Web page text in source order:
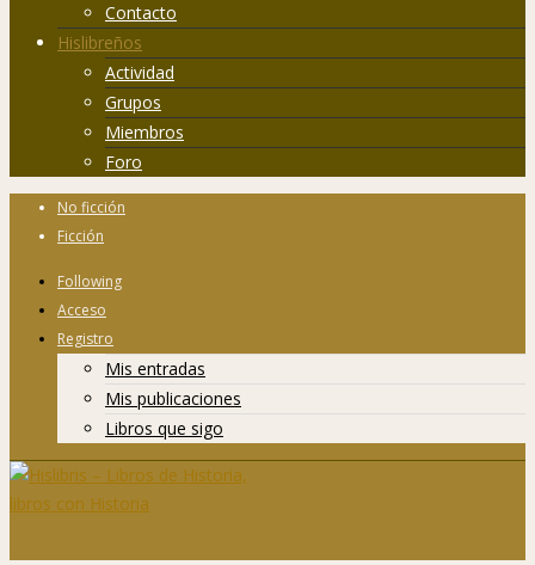
Contacto
Hislibreños
Actividad
Grupos
Miembros
Foro
No ficción
Ficción
Following
Acceso
Registro
Mis entradas
Mis publicaciones
Libros que sigo